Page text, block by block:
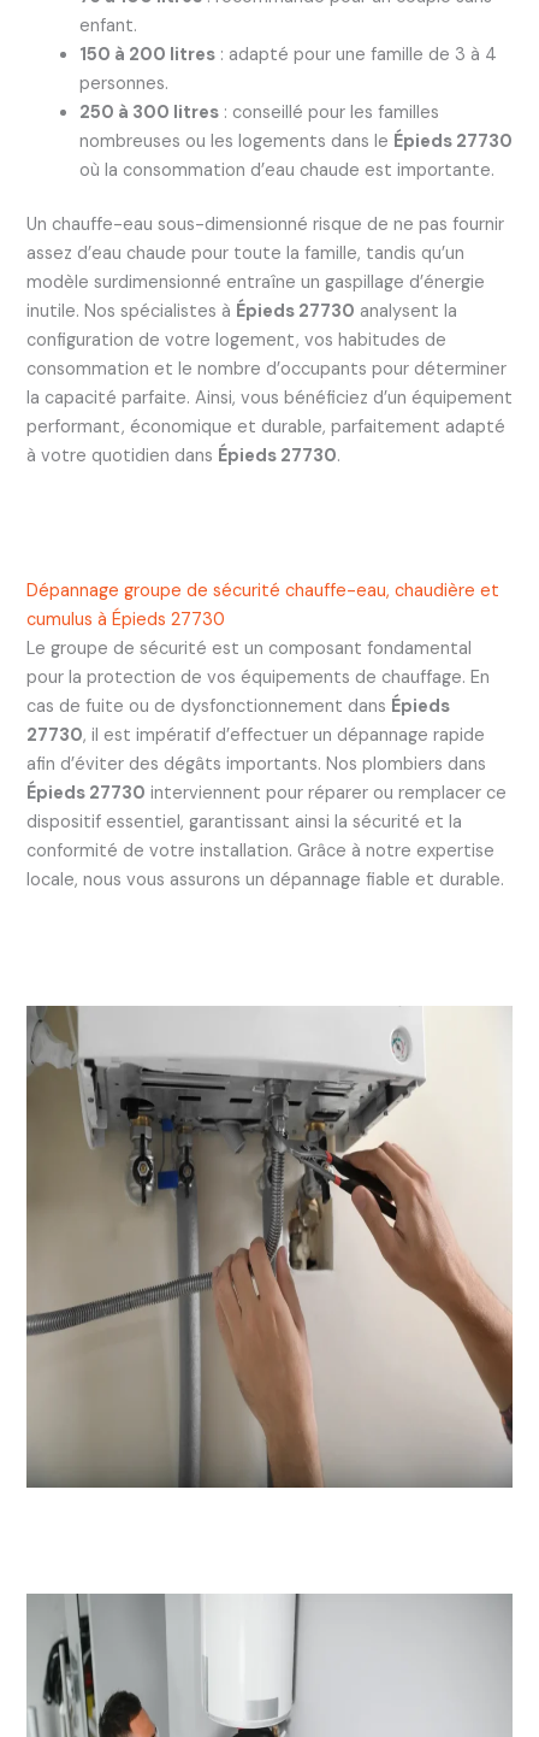
enfant.
150 à 200 litres: adapté pour une famille de 3 à 4
personnes.
250 à 300 litres: conseillé pour les familles
nombreuses ou les logements dans le Épieds 27730
où la consommation d’eau chaude est importante.
Un chauffe-eau sous-dimensionné risque de ne pas fournir
assez d’eau chaude pour toute la famille, tandis qu’un
modèle surdimensionné entraîne un gaspillage d’énergie
inutile. Nos spécialistes à Épieds 27730 analysent la
configuration de votre logement, vos habitudes de
consommation et le nombre d’occupants pour déterminer
la capacité parfaite. Ainsi, vous bénéficiez d’un équipement
performant, économique et durable, parfaitement adapté
à votre quotidien dans Épieds 27730.
Dépannage groupe de sécurité chauffe-eau, chaudière et
cumulus à Épieds 27730
Le groupe de sécurité est un composant fondamental
pour la protection de vos équipements de chauffage. En
cas de fuite ou de dysfonctionnement dans Épieds
27730, il est impératif d’effectuer un dépannage rapide
afin d’éviter des dégâts importants. Nos plombiers dans
Épieds 27730 interviennent pour réparer ou remplacer ce
dispositif essentiel, garantissant ainsi la sécurité et la
conformité de votre installation. Grâce à notre expertise
locale, nous vous assurons un dépannage fiable et durable.